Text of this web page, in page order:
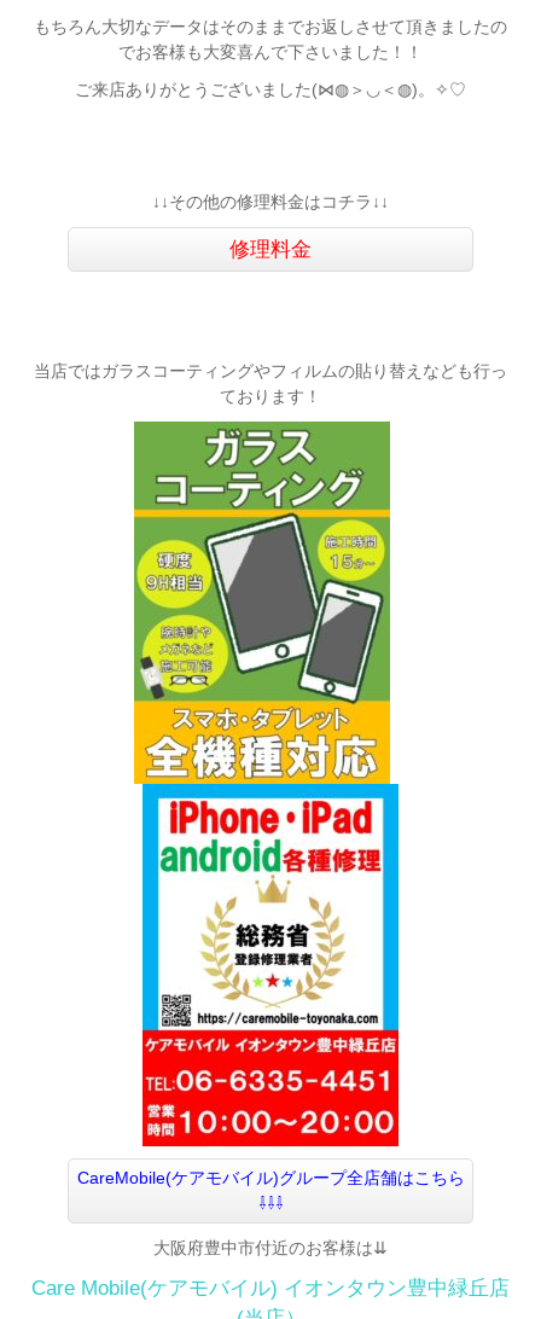
もちろん大切なデータはそのままでお返しさせて頂きましたの
でお客様も大変喜んで下さいました！！
ご来店ありがとうございました(⋈◍＞◡＜◍)。✧♡
↓↓その他の修理料金はコチラ↓↓
修理料金
当店ではガラスコーティングやフィルムの貼り替えなども行っ
ております！
CareMobile(ケアモバイル)グループ全店舗はこちら
⇩⇩⇩
大阪府豊中市付近のお客様は⇊
Care Mobile(ケアモバイル) イオンタウン豊中緑丘店